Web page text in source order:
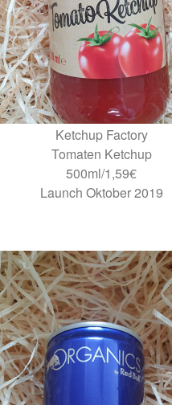
Ketchup Factory
Tomaten Ketchup
500ml/1,59€
Launch Oktober 2019